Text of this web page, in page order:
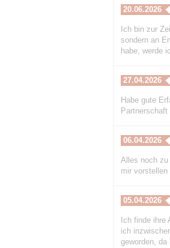
20.06.2026
Ich bin zur
sondern an
habe, werde
27.04.2026
Habe gute
06.04.2026
Alles noch zu
mir
05.04.2026
Ich finde
ich
geworden,